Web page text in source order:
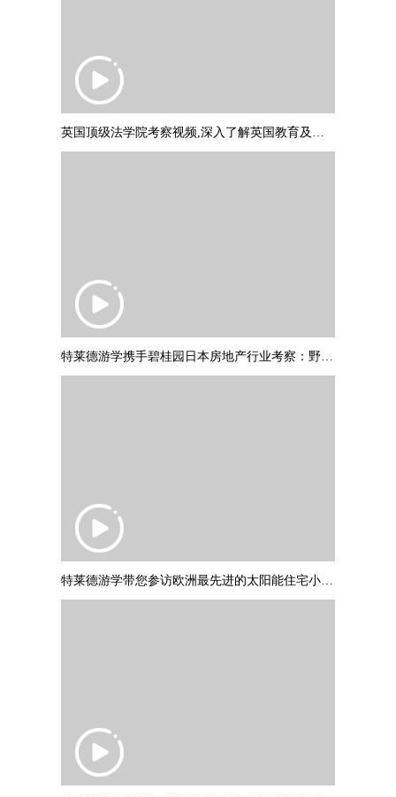
英国顶级法学院考察视频,深入了解英国教育及文化
特莱德游学携手碧桂园日本房地产行业考察：野村不动产调研参访
特莱德游学带您参访欧洲最先进的太阳能住宅小区：德国弗莱堡“太阳船